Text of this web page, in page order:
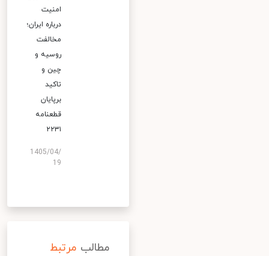
امنیت
درباره ایران؛
مخالفت
روسیه و
چین و
تاکید
برپایان
قطعنامه
۲۲۳۱
1405/04/
19
مطالب مرتبط